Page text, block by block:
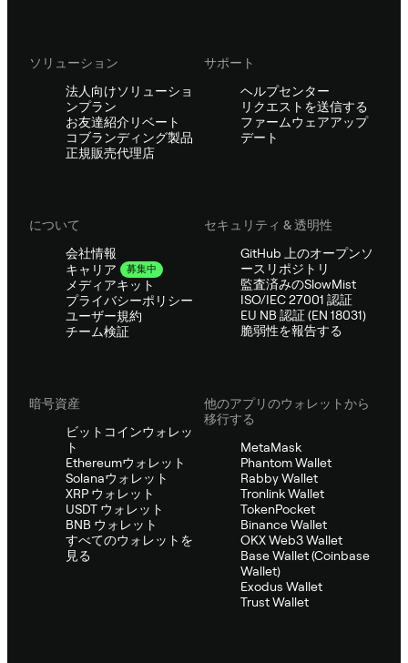
ソリューション
法人向けソリューショ
ンプラン
お友達紹介リベート
コブランディング製品
正規販売代理店
サポート
ヘルプセンター
リクエストを送信する
ファームウェアアップ
デート
について
会社情報
キャリア
募集中
メディアキット
プライバシーポリシー
ユーザー規約
チーム検証
セキュリティ & 透明性
GitHub 上のオープンソ
ースリポジトリ
監査済みのSlowMist
ISO/IEC 27001 認証
EU NB 認証 (EN 18031)
脆弱性を報告する
暗号資産
ビットコインウォレッ
ト
Ethereumウォレット
Solanaウォレット
XRP ウォレット
USDT ウォレット
BNB ウォレット
すべてのウォレットを
見る
他のアプリのウォレットから
移行する
MetaMask
Phantom Wallet
Rabby Wallet
Tronlink Wallet
TokenPocket
Binance Wallet
OKX Web3 Wallet
Base Wallet (Coinbase
Wallet)
Exodus Wallet
Trust Wallet